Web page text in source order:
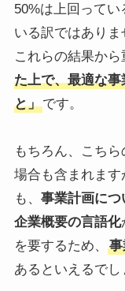
50%は上回って
いる訳ではありま
これらの結果から
た上で、最適な
と」です。
もちろん、こち
場合も含まれま
も、 事業計画に
企業概要の言語化
を要するため、
あるといえるでし